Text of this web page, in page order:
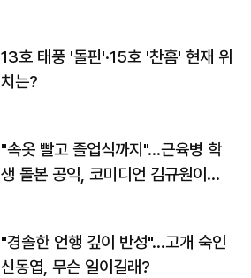
13호 태풍 '돌핀'·15호 '찬홈' 현재 위
치는?
"속옷 빨고 졸업식까지"…근육병 학
생 돌본 공익, 코미디언 김규원이었
"경솔한 언행 깊이 반성"…고개 숙인
신동엽, 무슨 일이길래?